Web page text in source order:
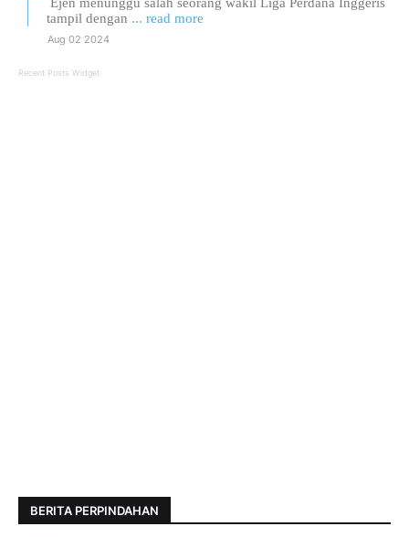
tampil dengan ... read more
Aug 02 2024
Recent Posts Widget
BERITA PERPINDAHAN